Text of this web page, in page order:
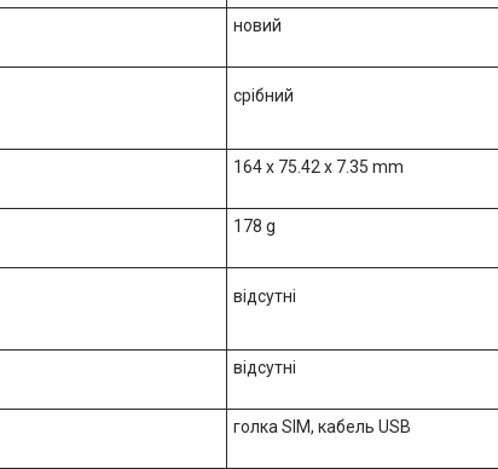
новий
срібний
164 x 75.42 x 7.35 mm
178 g
відсутні
відсутні
голка SIM, кабель USB